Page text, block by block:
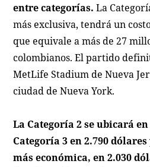
entre categorías.La
más exclusiva, tendrá un
que equivale a más de 27
colombianos. El partido
MetLife Stadium de Nueva
ciudad de Nueva York.
La Categoría 2 se ubicará
Categoría 3 en 2.790
más económica, en 2.030